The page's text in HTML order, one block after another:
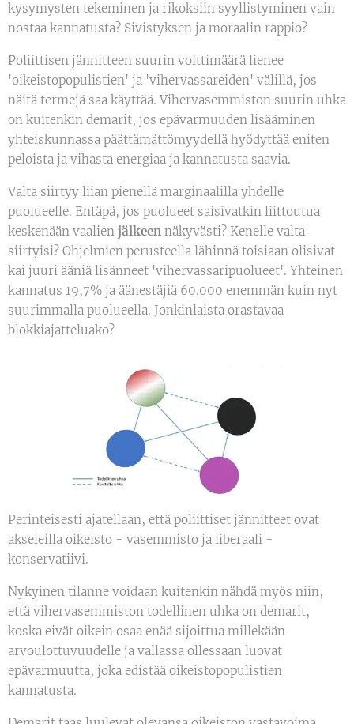
kysymysten tekeminen ja rikoksiin syyllistyminen vain
nostaa kannatusta? Sivistyksen ja moraalin rappio?
Poliittisen jännitteen suurin volttimäärä lienee
'oikeistopopulistien' ja 'vihervassareiden' välillä, jos
näitä termejä saa käyttää. Vihervasemmiston suurin uhka
on kuitenkin demarit, jos epävarmuuden lisääminen
yhteiskunnassa päättämättömyydellä hyödyttää eniten
peloista ja vihasta energiaa ja kannatusta saavia.
Valta siirtyy liian pienellä marginaalilla yhdelle
puolueelle. Entäpä, jos puolueet saisivatkin liittoutua
keskenään vaalien jälkeen näkyvästi? Kenelle valta
siirtyisi? Ohjelmien perusteella lähinnä toisiaan olisivat
kai juuri ääniä lisänneet 'vihervassaripuolueet'. Yhteinen
kannatus 19,7% ja äänestäjiä 60.000 enemmän kuin nyt
suurimmalla puolueella. Jonkinlaista orastavaa
blokkiajatteluako?
Perinteisesti ajatellaan, että poliittiset jännitteet ovat
akseleilla oikeisto - vasemmisto ja liberaali -
konservatiivi.
Nykyinen tilanne voidaan kuitenkin nähdä myös niin,
että vihervasemmiston todellinen uhka on demarit,
koska eivät oikein osaa enää sijoittua millekään
arvoulottuvuudelle ja vallassa ollessaan luovat
epävarmuutta, joka edistää oikeistopopulistien
kannatusta.